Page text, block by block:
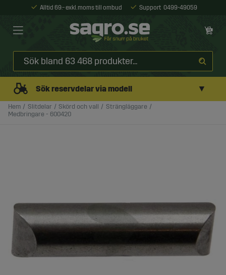
Alltid 69:- exkl. moms till ombud Support 0499-49059
Sök reservdelar via modell ▼
Hem Slitdelar Skörd och vall
Strängläggare
Medbringare - 600420